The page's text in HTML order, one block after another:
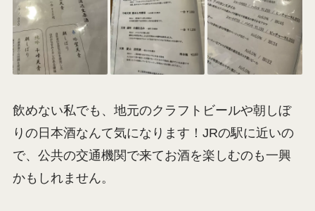
飲めない私でも、地元のクラフトビールや朝しぼ
りの日本酒なんて気になります！JRの駅に近いの
で、公共の交通機関で来てお酒を楽しむのも一興
かもしれません。